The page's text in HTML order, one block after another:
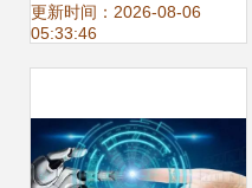
更新时间：2026-08-06
05:33:46